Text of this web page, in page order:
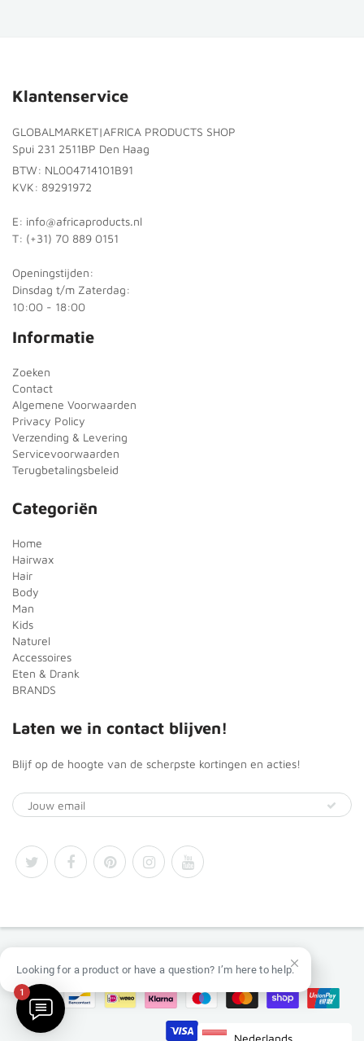
Klantenservice
GLOBALMARKET|AFRICA PRODUCTS SHOP
Spui 231 2511BP Den Haag
BTW: NL004714101B91
KVK: 89291972
E: info@africaproducts.nl
T: (+31) 70 889 0151
Openingstijden:
Dinsdag t/m Zaterdag:
10:00 - 18:00
Informatie
Zoeken
Contact
Algemene Voorwaarden
Privacy Policy
Verzending & Levering
Servicevoorwaarden
Terugbetalingsbeleid
Categoriën
Home
Hairwax
Hair
Body
Man
Kids
Naturel
Accessoires
Eten & Drank
BRANDS
Laten we in contact blijven!
Blijf op de hoogte van de scherpste kortingen en acties!
Nederlands
1
Looking for a product or have a question? I’m here to help.